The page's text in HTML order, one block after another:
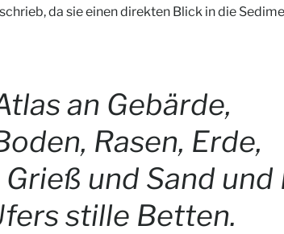
da sie einen direkten Blick in die
an Gebärde,
Rasen, Erde,
und Sand und
stille Betten.